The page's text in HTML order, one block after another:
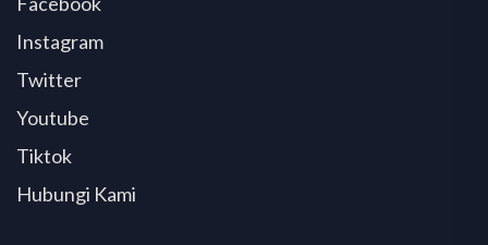
Instagram
Twitter
Youtube
Tiktok
Hubungi Kami